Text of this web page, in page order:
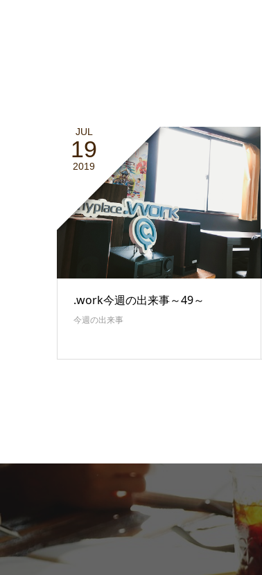
JUL
19
2019
.work今週の出来事～49～
今週の出来事